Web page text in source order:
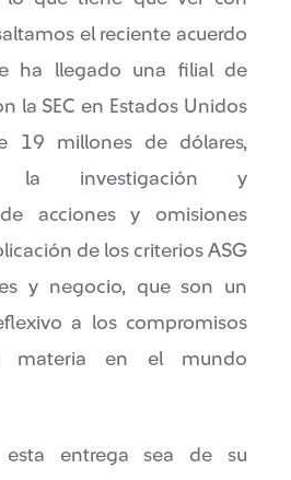
el reciente acuerdo
ha llegado una filial de
la SEC en Estados Unidos
19 millones de dólares,
la investigación y
acciones y omisiones
de los criterios ASG
y negocio, que son un
a los compromisos
materia en el mundo
esta entrega sea de su